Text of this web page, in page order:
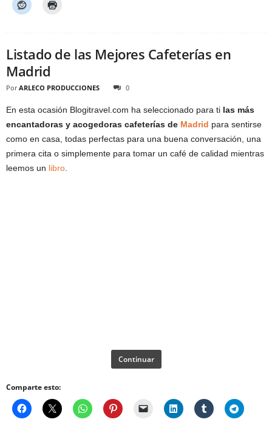
Listado de las Mejores Cafeterías en
Madrid
Por ARLECO PRODUCCIONES 0
En esta ocasión Blogitravel.com ha seleccionado para ti las más
encantadoras y acogedoras cafeterías de Madrid para sentirse
como en casa, todas perfectas para una buena conversación, una
primera cita o simplemente para tomar un café de calidad mientras
leemos un libro
Continuar
Comparte esto: